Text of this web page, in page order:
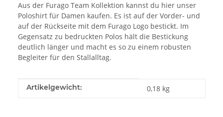
Aus der Furago Team Kollektion kannst du hier unser
Poloshirt für Damen kaufen. Es ist auf der Vorder- und
auf der Rückseite mit dem Furago Logo bestickt. Im
Gegensatz zu bedruckten Polos hält die Bestickung
deutlich länger und macht es so zu einem robusten
Begleiter für den Stallalltag.
Produkteigenschaft
Wert
Artikelgewicht: 0,18 kg